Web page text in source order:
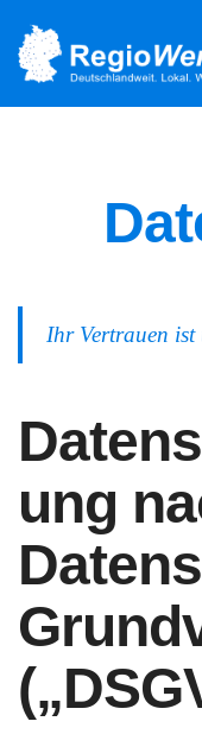
Ihr Vertrauen
ung